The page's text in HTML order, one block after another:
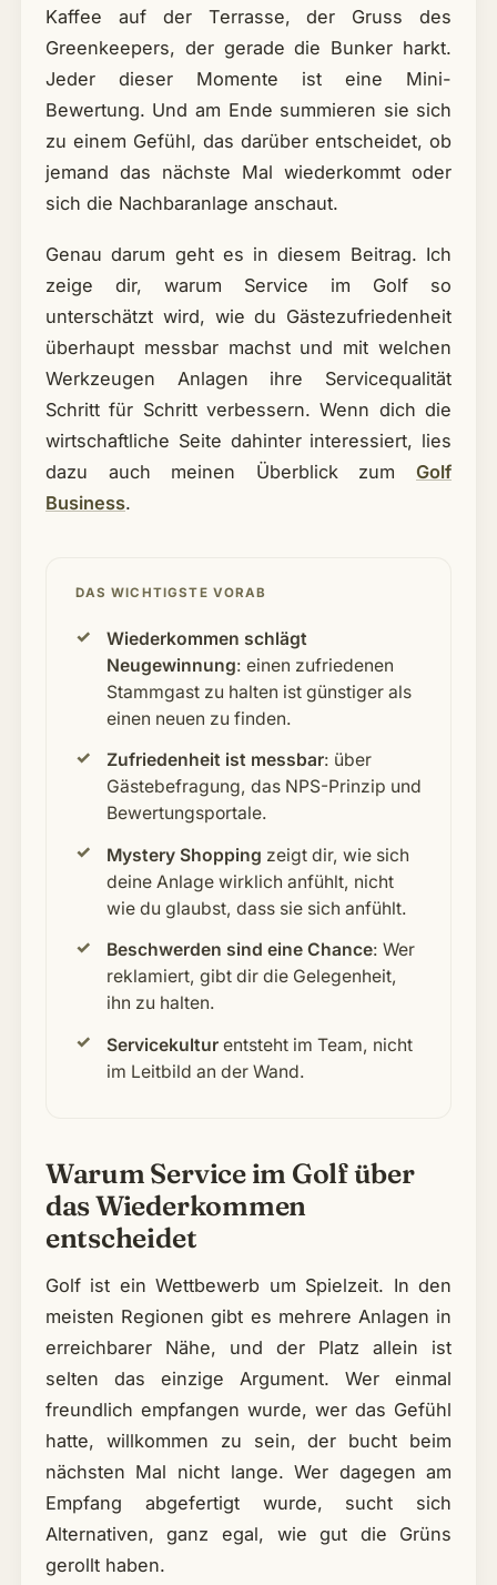
Kaffee auf der Terrasse, der Gruss des
Greenkeepers, der gerade die Bunker harkt.
Jeder dieser Momente ist eine Mini-
Bewertung. Und am Ende summieren sie sich
zu einem Gefühl, das darüber entscheidet, ob
jemand das nächste Mal wiederkommt oder
sich die Nachbaranlage anschaut.
Genau darum geht es in diesem Beitrag. Ich
zeige dir, warum Service im Golf so
unterschätzt wird, wie du Gästezufriedenheit
überhaupt messbar machst und mit welchen
Werkzeugen Anlagen ihre Servicequalität
Schritt für Schritt verbessern. Wenn dich die
wirtschaftliche Seite dahinter interessiert, lies
dazu auch meinen Überblick zumGolf
Business.
DAS WICHTIGSTE VORAB
Wiederkommen schlägt
Neugewinnung: einen zufriedenen
Stammgast zu halten ist günstiger als
einen neuen zu finden.
Zufriedenheit ist messbar: über
Gästebefragung, das NPS-Prinzip und
Bewertungsportale.
Mystery Shopping zeigt dir, wie sich
deine Anlage wirklich anfühlt, nicht
wie du glaubst, dass sie sich anfühlt.
Beschwerden sind eine Chance: Wer
reklamiert, gibt dir die Gelegenheit,
ihn zu halten.
Servicekultur entsteht im Team, nicht
im Leitbild an der Wand.
Warum Service im Golf über
das Wiederkommen
entscheidet
Golf ist ein Wettbewerb um Spielzeit. In den
meisten Regionen gibt es mehrere Anlagen in
erreichbarer Nähe, und der Platz allein ist
selten das einzige Argument. Wer einmal
freundlich empfangen wurde, wer das Gefühl
hatte, willkommen zu sein, der bucht beim
nächsten Mal nicht lange. Wer dagegen am
Empfang abgefertigt wurde, sucht sich
Alternativen, ganz egal, wie gut die Grüns
gerollt haben.